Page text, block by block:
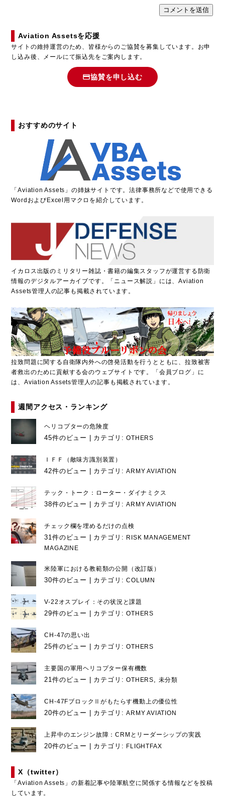
Aviation Assetsを応援
サイトの維持運営のため、皆様からのご協賛を募集しています。お申
し込み後、メールにて振込先をご案内します。
協賛を申し込む
おすすめのサイト
「Aviation Assets」の姉妹サイトです。法律事務所などで使用できる
WordおよびExcel用マクロを紹介しています。
イカロス出版のミリタリー雑誌・書籍の編集スタッフが運営する防衛
情報のデジタルアーカイブです。「ニュース解説」には、Aviation
Assets管理人の記事も掲載されています。
拉致問題に関する自衛隊内外への啓発活動を行うとともに、拉致被害
者救出のために貢献する会のウェブサイトです。「会員ブログ」に
は、Aviation Assets管理人の記事も掲載されています。
週間アクセス・ランキング
ヘリコプターの危険度
45件のビュー カテゴリ:OTHERS
ＩＦＦ（敵味方識別装置）
42件のビュー カテゴリ:ARMY AVIATION
テック・トーク：ローター・ダイナミクス
38件のビュー カテゴリ:ARMY AVIATION
チェック欄を埋めるだけの点検
31件のビュー カテゴリ: RISK MANAGEMENT
MAGAZINE
米陸軍における教範類の公開（改訂版）
30件のビュー カテゴリ:COLUMN
V-22オスプレイ：その状況と課題
29件のビュー カテゴリ:OTHERS
CH-47の思い出
25件のビュー カテゴリ:OTHERS
主要国の軍用ヘリコプター保有機数
21件のビュー カテゴリ:OTHERS, 未分類
CH-47FブロックⅡがもたらす機動上の優位性
20件のビュー カテゴリ:ARMY AVIATION
上昇中のエンジン故障：CRMとリーダーシップの実践
20件のビュー カテゴリ: FLIGHTFAX
X（twitter）
「Aviation Assets」の新着記事や陸軍航空に関係する情報などを投稿
しています。